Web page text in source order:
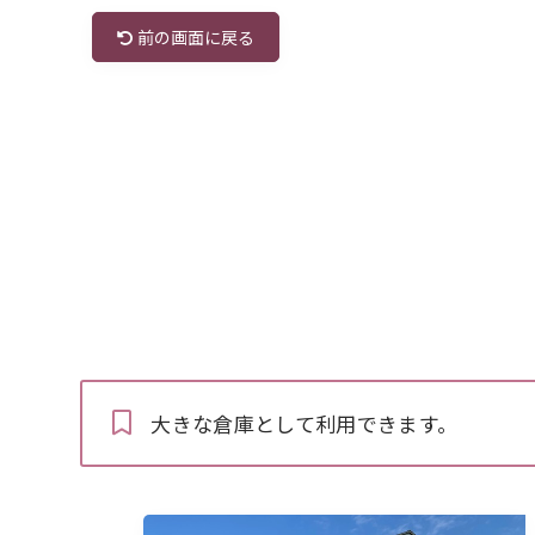
前の画面に戻る
大きな倉庫として利用できます。